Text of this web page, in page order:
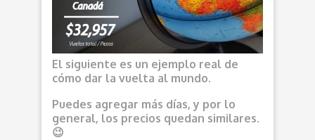
El siguiente es un ejemplo real de
cómo dar la vuelta al mundo.
Puedes agregar más días, y por lo
general, los precios quedan similares.
😉